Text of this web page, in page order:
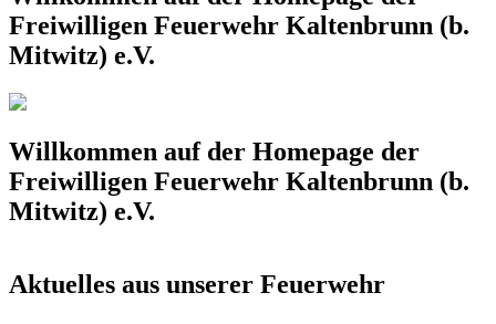
Freiwilligen Feuerwehr Kaltenbrunn (b.
Mitwitz) e.V.
Willkommen auf der Homepage der
Freiwilligen Feuerwehr Kaltenbrunn (b.
Mitwitz) e.V.
Aktuelles aus unserer Feuerwehr